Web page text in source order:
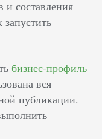
и составления
бизнес-профиль
вся
публикации.